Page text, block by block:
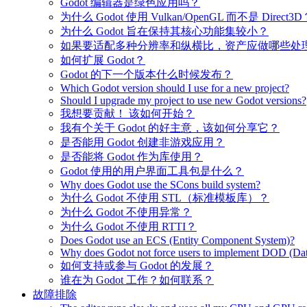
Godot 编辑器是绿色应用吗？
为什么 Godot 使用 Vulkan/OpenGL 而不是 Direct3D
为什么 Godot 旨在保持其核心功能集较小？
如果要适配多种分辨率和纵横比，资产应做哪些处
如何扩展 Godot？
Godot 的下一个版本什么时候发布？
Which Godot version should I use for a new project?
Should I upgrade my project to use new Godot versions?
我想要贡献！ 该如何开始？
我有个关于 Godot 的好主意，该如何分享它？
是否能用 Godot 创建非游戏应用？
是否能将 Godot 作为库使用？
Godot 使用的用户界面工具包是什么？
Why does Godot use the SCons build system?
为什么 Godot 不使用 STL（标准模板库）？
为什么 Godot 不使用异常？
为什么 Godot 不使用 RTTI？
Does Godot use an ECS (Entity Component System)?
Why does Godot not force users to implement DOD
如何支持或参与 Godot 的发展？
谁在为 Godot 工作？如何联系？
故障排除